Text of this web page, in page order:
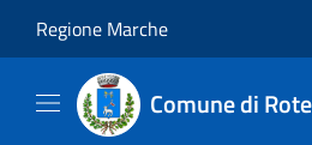
Regione Marche
Comune di